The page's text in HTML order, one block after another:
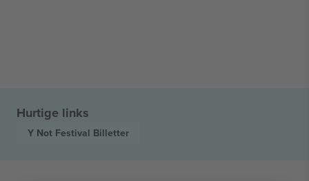
Hurtige links
Y Not Festival Billetter